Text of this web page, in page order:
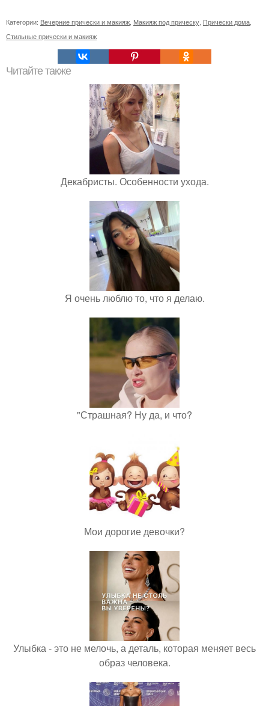
Категории: Вечерние прически и макияж Макияж под прическу Прически дома
Стильные прически и макияж
Читайте также
Декабристы. Особенности ухода.
Я очень люблю то, что я делаю.
"Страшная? Ну да, и что?
Мои дорогие девочки?
Улыбка - это не мелочь, а деталь, которая меняет весь
образ человека.